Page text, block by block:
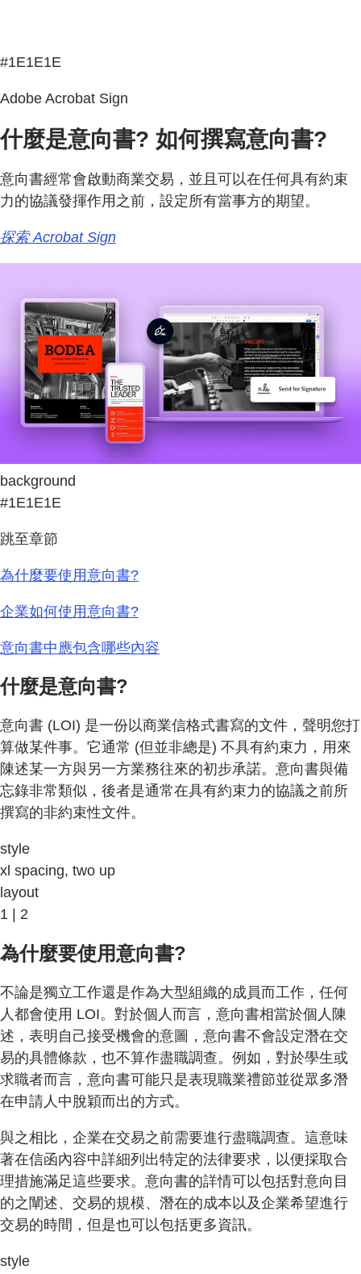
#1E1E1E
Adobe Acrobat Sign
什麼是意向書? 如何撰寫意向書?
意向書經常會啟動商業交易，並且可以在任何具有約束
力的協議發揮作用之前，設定所有當事方的期望。
探索 Acrobat Sign
background
#1E1E1E
跳至章節
為什麼要使用意向書?
企業如何使用意向書?
意向書中應包含哪些內容
什麼是意向書?
意向書 (LOI) 是一份以商業信格式書寫的文件，聲明您打
算做某件事。它通常 (但並非總是) 不具有約束力，用來
陳述某一方與另一方業務往來的初步承諾。意向書與備
忘錄非常類似，後者是通常在具有約束力的協議之前所
撰寫的非約束性文件。
style
xl spacing, two up
layout
1 | 2
為什麼要使用意向書?
不論是獨立工作還是作為大型組織的成員而工作，任何
人都會使用 LOI。對於個人而言，意向書相當於個人陳
述，表明自己接受機會的意圖，意向書不會設定潛在交
易的具體條款，也不算作盡職調查。例如，對於學生或
求職者而言，意向書可能只是表現職業禮節並從眾多潛
在申請人中脫穎而出的方式。
與之相比，企業在交易之前需要進行盡職調查。這意味
著在信函內容中詳細列出特定的法律要求，以便採取合
理措施滿足這些要求。意向書的詳情可以包括對意向目
的之闡述、交易的規模、潛在的成本以及企業希望進行
交易的時間，但是也可以包括更多資訊。
style